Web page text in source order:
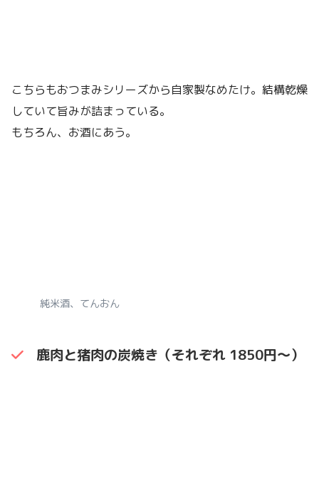
こちらもおつまみシリーズから自家製なめたけ。結構乾燥
していて旨みが詰まっている。
もちろん、お酒にあう。
純米酒、てんおん
鹿肉と猪肉の炭焼き（それぞれ 1850円〜）